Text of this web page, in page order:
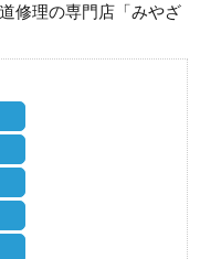
修理の専門店「みやざ